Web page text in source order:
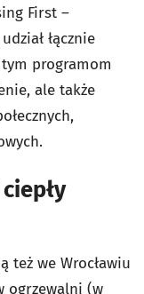
First –
łącznie
programom
ale także
też we Wrocławiu
ogrzewalni (w